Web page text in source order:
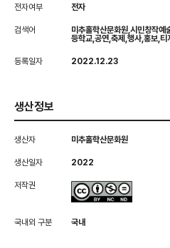
전자여부 전자
검색어
미추홀학산문화원,시민창작예
등학교,공연,축제,행사,홍보,티
등록일자 2022.12.23
생산정보
생산자 미추홀학산문화원
생산일자 2022
저작권
국내외 구분 국내